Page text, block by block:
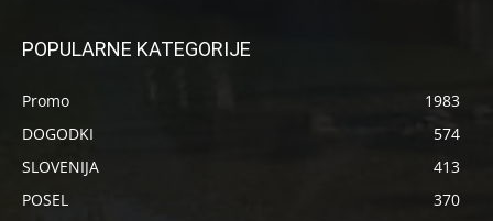
POPULARNE KATEGORIJE
Promo
1983
DOGODKI
574
SLOVENIJA
413
POSEL
370